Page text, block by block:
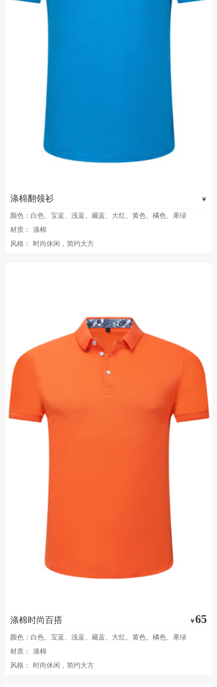
涤棉翻领衫 ￥
颜色：白色、宝蓝、浅蓝、藏蓝、大红、黄色、橘色、果绿
材质：
涤棉
风格：
时尚休闲，简约大方
涤棉时尚百搭 ￥65
颜色：白色、宝蓝、浅蓝、藏蓝、大红、黄色、橘色、果绿
材质：
涤棉
风格：
时尚休闲，简约大方